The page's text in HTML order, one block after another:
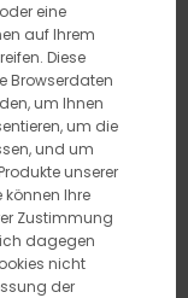
eine
auf Ihrem
Diese
Browserdaten
um Ihnen
um die
und um
unserer
können Ihre
Zustimmung
dagegen
nicht
der